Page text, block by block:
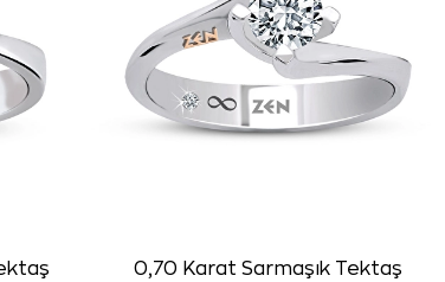
0,70 Karat Sarmaşık Tektaş